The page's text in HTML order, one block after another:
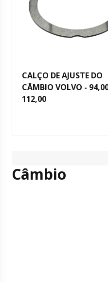
CALÇO DE AJUSTE DO
CÂMBIO VOLVO -
112,00
Câmbio